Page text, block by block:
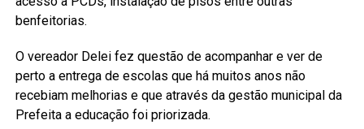
benfeitorias.
O vereador Delei fez questão de acompanhar e ver de
perto a entrega de escolas que há muitos anos não
recebiam melhorias e que através da gestão municipal da
Prefeita a educação foi priorizada.